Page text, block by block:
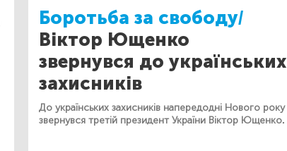
Боротьба за свободу/
Віктор Ющенко
звернувся до українських
захисників
До українських захисників напередодні Нового року
звернувся третій президент України Віктор Ющенко.